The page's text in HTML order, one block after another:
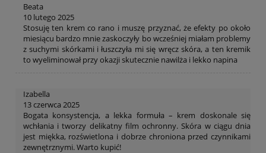
Beata
10 lutego 2025
Stosuję ten krem co rano i muszę przyznać, że efekty po około
miesiącu bardzo mnie zaskoczyły bo wcześniej miałam problemy
z suchymi skórkami i łuszczyła mi się wręcz skóra, a ten kremik
to wyeliminował przy okazji skutecznie nawilża i lekko napina
Izabella
13 czerwca 2025
Bogata konsystencja, a lekka formuła – krem doskonale się
wchłania i tworzy delikatny film ochronny. Skóra w ciągu dnia
jest miękka, rozświetlona i dobrze chroniona przed czynnikami
zewnętrznymi. Warto kupić!